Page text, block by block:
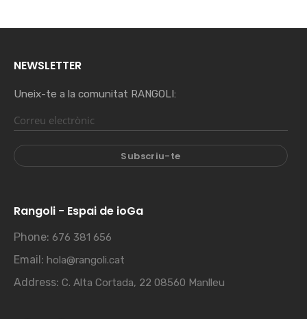
NEWSLETTER
Uneix-te a la comunitat RANGOLI:
Rangoli - Espai de ioGa
Phone: 676 381 656
Email: hola@rangoli.cat
Address: C. Alta Cortada, 22 08560 Manlleu